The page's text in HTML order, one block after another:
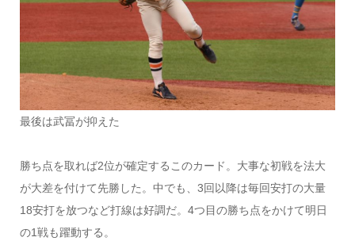
最後は武冨が抑えた
勝ち点を取れば2位が確定するこのカード。大事な初戦を法大
が大差を付けて先勝した。中でも、3回以降は毎回安打の大量
18安打を放つなど打線は好調だ。4つ目の勝ち点をかけて明日
の1戦も躍動する。